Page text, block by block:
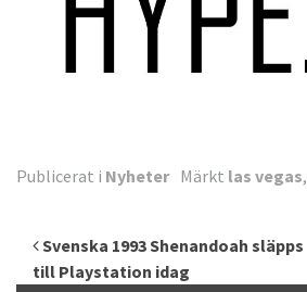
Publicerat i Nyheter Märkt las vegas,
Inläggsnavigering
Svenska 1993 Shenandoah släpps
till Playstation idag